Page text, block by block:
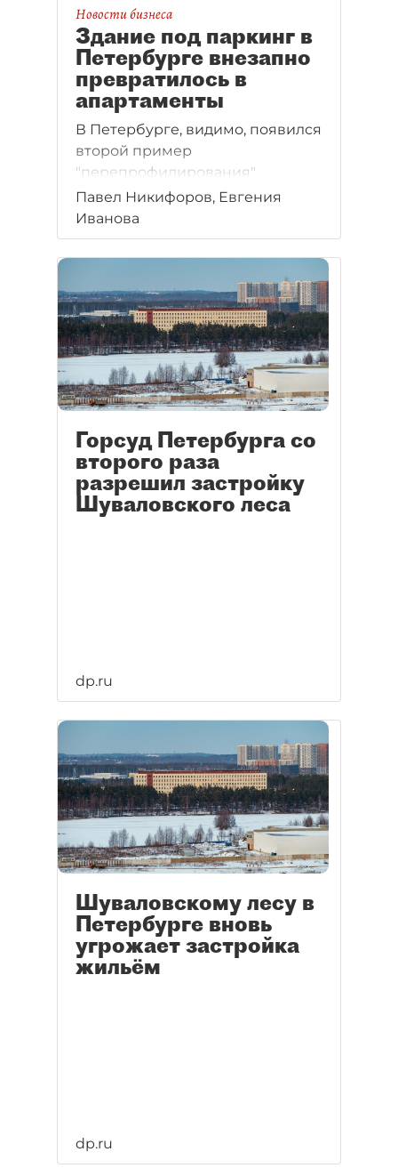
Новости бизнеса
Здание под паркинг в
Петербурге внезапно
превратилось в
апартаменты
В Петербурге, видимо, появился
второй пример
"перепрофилирования"
паркинга под апартаменты.
Впрочем, не похоже, чтобы его
изначально строили для машин.
Павел Никифоров, Евгения
Иванова
Горсуд Петербурга со
второго раза
разрешил застройку
Шуваловского леса
dp.ru
Шуваловскому лесу в
Петербурге вновь
угрожает застройка
жильём
dp.ru